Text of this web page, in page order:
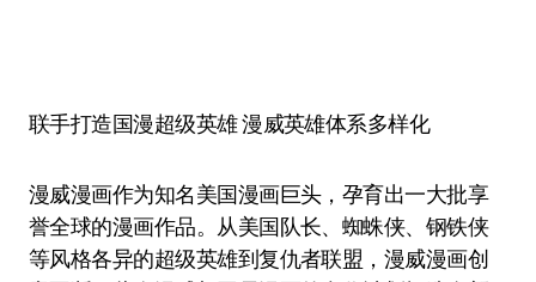
联手打造国漫超级英雄 漫威英雄体系多样化
漫威漫画作为知名美国漫画巨头，孕育出一大批享
誉全球的漫画作品。从美国队长、蜘蛛侠、钢铁侠
等风格各异的超级英雄到复仇者联盟，漫威漫画创